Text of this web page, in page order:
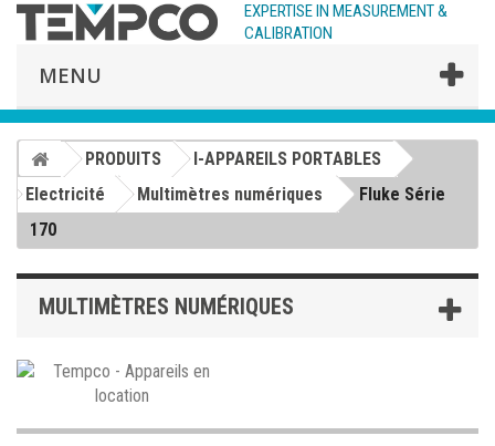
EXPERTISE IN MEASUREMENT &
CALIBRATION
MENU
PRODUITS
I-APPAREILS PORTABLES
Electricité
Multimètres numériques
Fluke Série
170
MULTIMÈTRES NUMÉRIQUES